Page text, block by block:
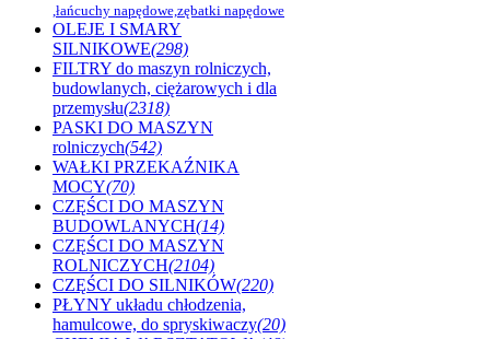
,łańcuchy napędowe,zębatki napędowe
OLEJE I SMARY
SILNIKOWE(298)
FILTRY do maszyn rolniczych,
budowlanych, ciężarowych i dla
przemysłu(2318)
PASKI DO MASZYN
rolniczych(542)
WAŁKI PRZEKAŹNIKA
MOCY(70)
CZĘŚCI DO MASZYN
BUDOWLANYCH(14)
CZĘŚCI DO MASZYN
ROLNICZYCH(2104)
CZĘŚCI DO SILNIKÓW(220)
PŁYNY układu chłodzenia,
hamulcowe, do spryskiwaczy(20)